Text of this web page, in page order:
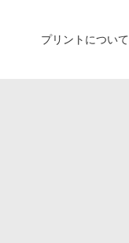
プリントについて